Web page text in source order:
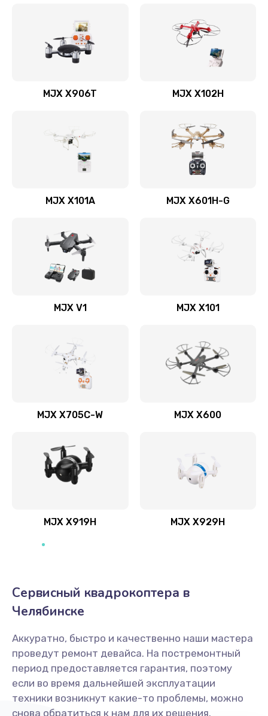
MJX X906T MJX X102H
MJX X101A MJX X601H-G
MJX V1 MJX X101
MJX X705C-W MJX X600
MJX X919H MJX X929H
Сервисный квадрокоптера в
Челябинске
Аккуратно, быстро и качественно наши мастера
проведут ремонт девайса. На постремонтный
период предоставляется гарантия, поэтому
если во время дальнейшей эксплуатации
техники возникнут какие-то проблемы, можно
снова обратиться к нам для их решения.